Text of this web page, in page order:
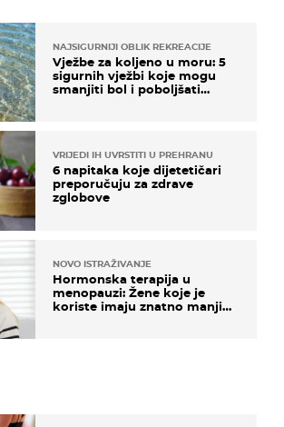
NAJSIGURNIJI OBLIK REKREACIJE
Vježbe za koljeno u moru: 5
sigurnih vježbi koje mogu
smanjiti bol i poboljšati
VRIJEDI IH UVRSTITI U PREHRANU
6 napitaka koje dijetetičari
preporučuju za zdrave
zglobove
NOVO ISTRAŽIVANJE
Hormonska terapija u
menopauzi: Žene koje je
koriste imaju znatno manji